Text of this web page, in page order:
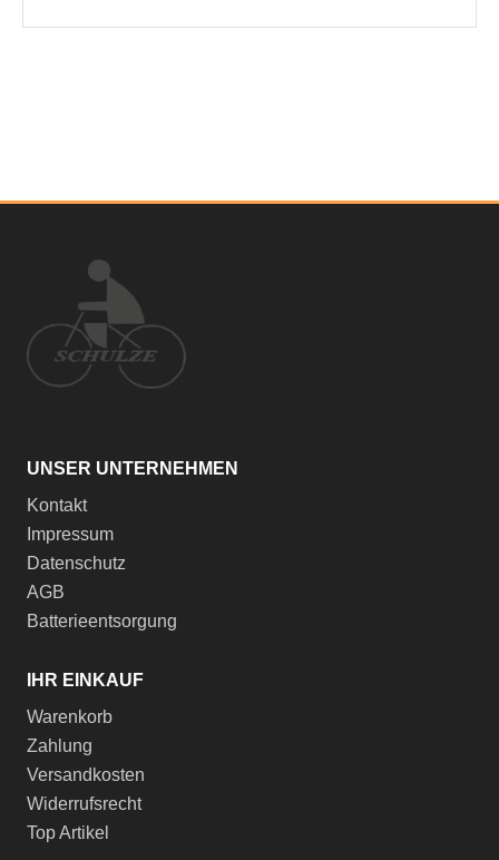
UNSER UNTERNEHMEN
Kontakt
Impressum
Datenschutz
AGB
Batterieentsorgung
IHR EINKAUF
Warenkorb
Zahlung
Versandkosten
Widerrufsrecht
Top Artikel